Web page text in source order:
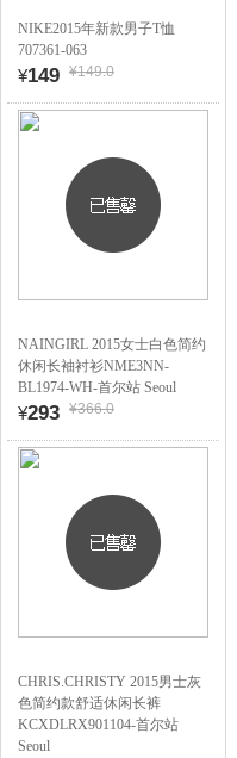
NIKE2015年新款男子T恤
707361-063
¥149 ¥149.0
NAINGIRL 2015女士白色简约
休闲长袖衬衫NME3NN-
BL1974-WH-首尔站 Seoul
¥293 ¥366.0
CHRIS.CHRISTY 2015男士灰
色简约款舒适休闲长裤
KCXDLRX901104-首尔站
Seoul